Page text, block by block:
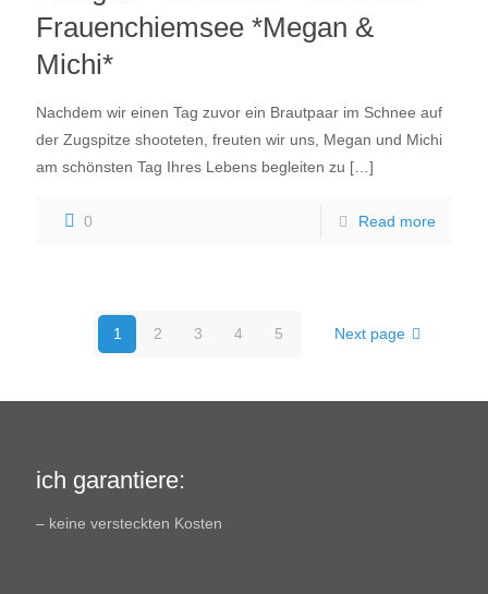
Frauenchiemsee *Megan &
Michi*
Nachdem wir einen Tag zuvor ein Brautpaar im Schnee auf
der Zugspitze shooteten, freuten wir uns, Megan und Michi
am schönsten Tag Ihres Lebens begleiten zu […]
0 Read more
1 2 3 4 5 Next page
ich garantiere:
– keine versteckten Kosten